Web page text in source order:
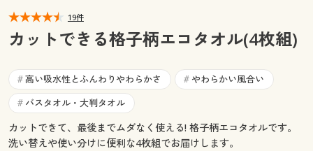
マイページ
お気に入り
サポート
閲覧履歴
サポート
ご利用ガイド
19件
カットできる格子柄エコタオル(4枚組)
# 高い吸水性とふんわりやわらかさ # やわらかい風合い
# バスタオル・大判タオル
カットできて、最後までムダなく使える! 格子柄エコタオルです。
洗い替えや使い分けに便利な4枚組でお届けします。